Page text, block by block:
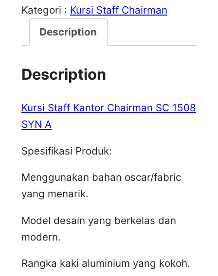
Kategori : Kursi Staff Chairman
Description
Description
Kursi Staff Kantor Chairman SC 1508
SYN A
Spesifikasi Produk:
Menggunakan bahan oscar/fabric
yang menarik.
Model desain yang berkelas dan
modern.
Rangka kaki aluminium yang kokoh.